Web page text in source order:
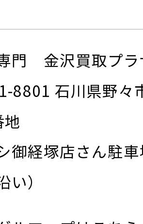
門 金沢買取プラ
8801 ⽯川県野々
御経塚店さん駐
い）